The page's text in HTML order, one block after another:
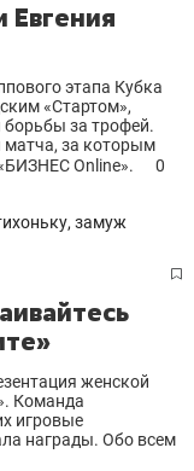
Евгения
этапа Кубка
«Стартом»,
за трофей.
матча, за которым
Online».
0
женской
Команда
игровые
награды. Обо всем